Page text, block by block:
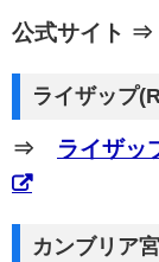
公式サイト
ライザップ
⇒ ライザッ
カンブリア